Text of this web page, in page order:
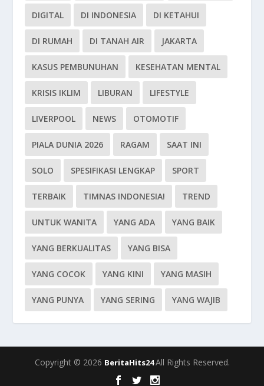
DIGITAL DI INDONESIA DI KETAHUI
DI RUMAH DI TANAH AIR JAKARTA
KASUS PEMBUNUHAN KESEHATAN MENTAL
KRISIS IKLIM LIBURAN LIFESTYLE
LIVERPOOL NEWS OTOMOTIF
PIALA DUNIA 2026 RAGAM SAAT INI
SOLO SPESIFIKASI LENGKAP SPORT
TERBAIK TIMNAS INDONESIA! TREND
UNTUK WANITA YANG ADA YANG BAIK
YANG BERKUALITAS YANG BISA
YANG COCOK YANG KINI YANG MASIH
YANG PUNYA YANG SERING YANG WAJIB
Copyright © 2026 BeritaHits24All Rights Reserved.